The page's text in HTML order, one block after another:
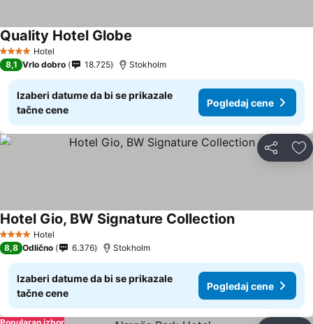
4 ZvezdiceHotel
Quality Hotel Globe
8,1 Vrlo dobro 18.725 Stokholm
Izaberi datume da bi se prikazale
tačne cene
Pogledaj cene
Deli
4 ZvezdiceHotel
Hotel Gio, BW Signature Collection
8,8 Odlično 6.376 Stokholm
Izaberi datume da bi se prikazale
tačne cene
Pogledaj cene